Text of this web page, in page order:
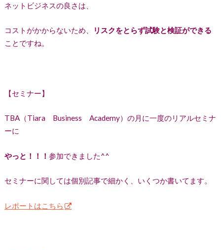
ネットビジネスの良さは、
コストがかからないため、
リスクをとらず試験と検証ができる
ことですね。
【セミナー】
TBA（Tiara Business Academy）の月に一度のリアルセミナ
ーに
やっと！！！ 参加できました^^
セミナーに関しては個別記事で細かく、いくつか書いてます。
レポートはこちら